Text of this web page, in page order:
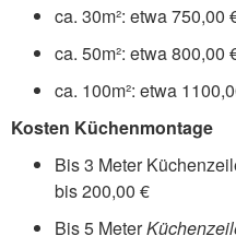
ca. 30m²: etwa 750,00
ca. 50m²: etwa 800,00
ca. 100m²: etwa
Kosten Küchenmontage
Bis 3 Meter
bis 200,00 €
Bis 5 Meter